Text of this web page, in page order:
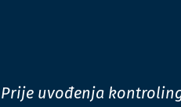
Prije uvođenja